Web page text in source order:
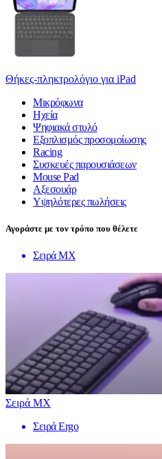
Θήκες-πληκτρολόγιο για iPad
Μικρόφωνα
Ηχεία
Ψηφιακά στυλό
Εξοπλισμός προσομοίωσης
Racing
Συσκευές παρουσιάσεων
Mouse Pad
Αξεσουάρ
Υψηλότερες πωλήσεις
Αγοράστε με τον τρόπο που θέλετε
Σειρά MX
Σειρά MX
Σειρά Ergo